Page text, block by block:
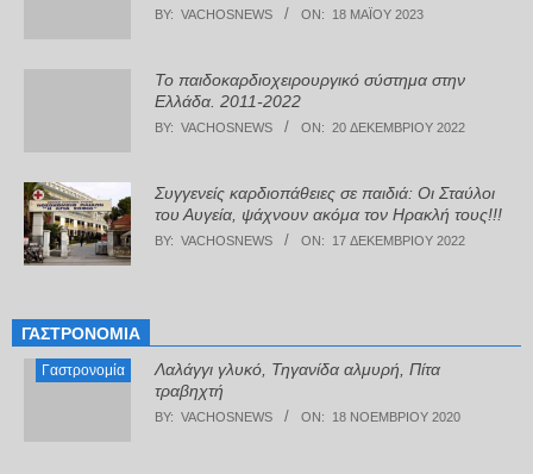
BY: VACHOSNEWS ON: 18 ΜΑΪ́ΟΥ 2023
Το παιδοκαρδιοχειρουργικό σύστημα στην
Ελλάδα. 2011-2022
BY: VACHOSNEWS ON: 20 ΔΕΚΕΜΒΡΊΟΥ 2022
Συγγενείς καρδιοπάθειες σε παιδιά: Οι Σταύλοι
του Αυγεία, ψάχνουν ακόμα τον Ηρακλή τους!!!
BY: VACHOSNEWS ON: 17 ΔΕΚΕΜΒΡΊΟΥ 2022
ΓΑΣΤΡΟΝΟΜΊΑ
Γαστρονομία
Λαλάγγι γλυκό, Τηγανίδα αλμυρή, Πίτα
τραβηχτή
BY: VACHOSNEWS ON: 18 ΝΟΕΜΒΡΊΟΥ 2020